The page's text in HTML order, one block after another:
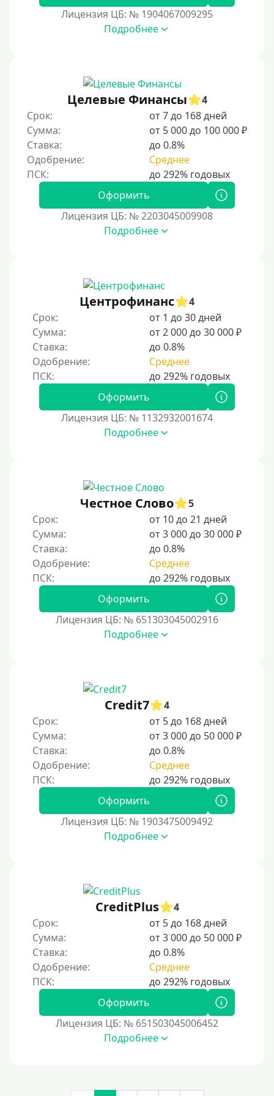
70000 руб
150000 руб
200000 руб
250000 руб
300000 руб
500000 руб
Мини займы
С помощью системы Юнистрим (Unistream)
На Вебмани
ВТБ
Виза (Visa)
На карту Кукуруза
Моментум (Momentum)
С помощью системы Контакт (Contact)
Золотая Корона
С использованием системы быстрых платежей (СБП)
Способы получения
Без активации сервиса
Не выходя из дома
Без посещения офиса
В офисе
В ломбарде
Роботы займов
Перевод денег на карту через Telegram
Без списания средств с вашей карты
Денежным переводом
На Юмани (ЮMoney)
На Яндекс Деньги
Без привязки карты
Кошелёк Киви (Qiwi)
Пополнение Киви-кошелька без СНИЛС
На кошельке Киви (Qiwi) имеются просроченные
Регистрация кошелька Киви доступна с 18 лет.
Пополнение Киви-кошелька для безработных:
доступные способы и возможности
для онлайн-платежей, переводов и управления
Лицензия ЦБ: № 1904067009295
Подробнее
Целевые Финансы
4
Срок:
от 7 до 168 дней
Сумма:
от 5 000 до 100 000 ₽
Ставка:
до 0.8%
Одобрение:
Среднее
Оформить
Лицензия ЦБ: № 2203045009908
Подробнее
Центрофинанс
4
Срок:
от 1 до 30 дней
Сумма:
от 2 000 до 30 000 ₽
Ставка:
до 0.8%
Одобрение:
Среднее
Оформить
Лицензия ЦБ: № 1132932001674
Подробнее
Честное Слово
5
Срок:
от 10 до 21 дней
Сумма:
от 3 000 до 30 000 ₽
Ставка:
до 0.8%
Одобрение:
Среднее
Оформить
Лицензия ЦБ: № 651303045002916
Подробнее
Credit7
4
Срок:
от 5 до 168 дней
Сумма:
от 3 000 до 50 000 ₽
Ставка:
до 0.8%
Одобрение:
Среднее
Оформить
Лицензия ЦБ: № 1903475009492
Подробнее
CreditPlus
4
Срок:
от 5 до 168 дней
Сумма:
от 3 000 до 50 000 ₽
Ставка:
до 0.8%
Одобрение:
Среднее
Оформить
Лицензия ЦБ: № 651503045006452
Подробнее